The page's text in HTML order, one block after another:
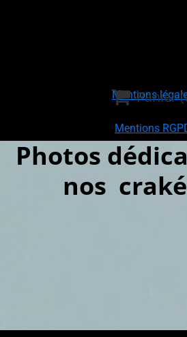
Mentions
Mentions
 Panier
Photos
nos